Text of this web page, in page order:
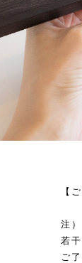
【
注
若
ご